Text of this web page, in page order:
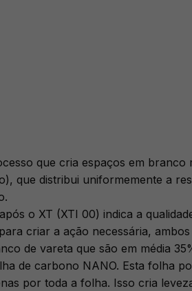
que cria espaços em branco
que distribui uniformemente a
o XT (XTI 00) indica a
criar a ação necessária,
de vareta que são em média
de carbono NANO. Esta folha
por toda a folha. Isso cria